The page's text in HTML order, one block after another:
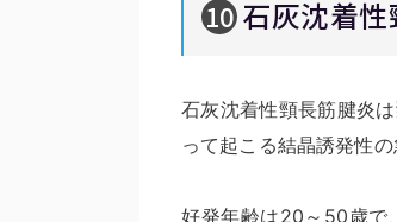
10 石灰沈着
石灰沈着性頸長筋腱炎
って起こる結晶誘発性の
好発年齢は20～50歳で